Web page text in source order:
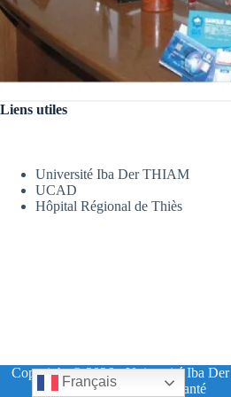
Liens utiles
Université Iba Der THIAM
UCAD
Hôpital Régional de Thiès
Copyright © 2026 - Université Iba
UFR Santé
Français